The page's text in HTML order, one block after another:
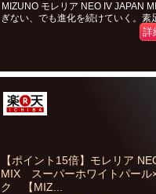
MIZUNO モレリア NEO IV JAPAN
ぎない、でも進化を続けていく。素
詳
【ポイント15倍】モレリア
MIX スーパーホワイトパール
ク 【MIZ...